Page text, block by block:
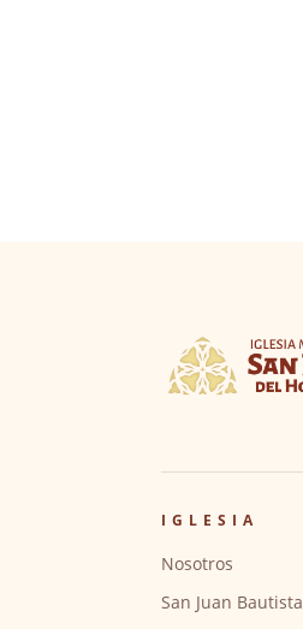
IGLESIA
Nosotros
San Juan Bautista